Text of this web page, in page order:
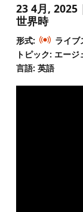
23 4月, 2025
世界時
形式:
ライブ
トピック: エージ
言語: 英語